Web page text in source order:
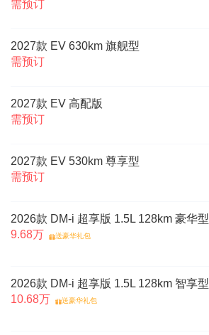
需预订
2027款 EV 630km 旗舰型
需预订
2027款 EV 高配版
需预订
2027款 EV 530km 尊享型
需预订
2026款 DM-i 超享版 1.5L 128km 豪华型
9.68万
送豪华礼包
2026款 DM-i 超享版 1.5L 128km 智享型
10.68万
送豪华礼包